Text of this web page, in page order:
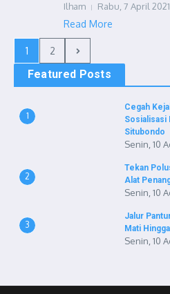
Ilham Rabu, 7 April
Read More
1 2
Featured Posts
1
Cegah
Sosialisasi
Situbondo
Senin, 10
2
Tekan
Alat
Senin, 10
3
Jalur
Mati
Senin, 10